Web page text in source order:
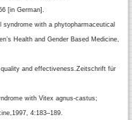
[in German].
syndrome with a phytopharmaceutical
Health and Gender Based Medicine,
and effectiveness.Zeitschrift für
with Vitex agnus-castus;
1997, 4:183–189.